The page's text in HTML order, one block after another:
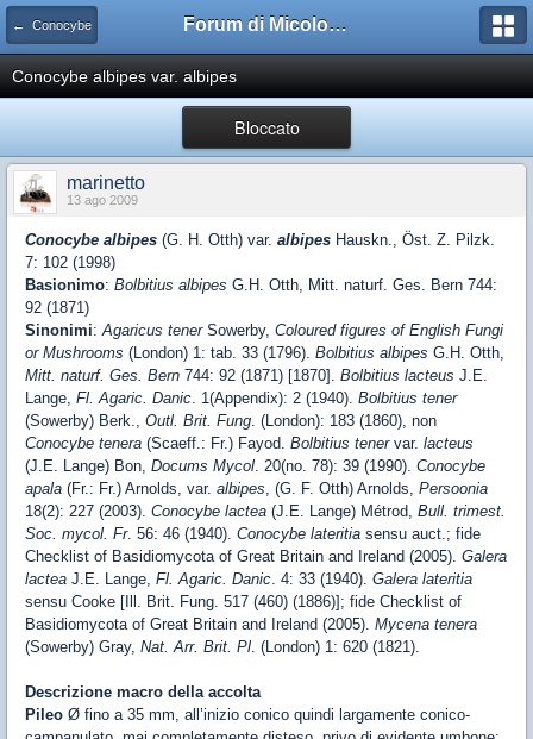
← Conocybe Forum di Micologia AMB Gruppo di Muggia e del Carso
Conocybe albipes var. albipes
Bloccato
marinetto
13 ago 2009
Conocybe albipes (G. H. Otth) var. albipes Hauskn., Öst. Z. Pilzk.
7: 102 (1998)
Basionimo: Bolbitius albipes G.H. Otth, Mitt. naturf. Ges. Bern 744:
92 (1871)
Sinonimi:Agaricus tener Sowerby, Coloured figures of English Fungi
or Mushrooms (London) 1: tab. 33 (1796). Bolbitius albipes G.H. Otth,
Mitt. naturf. Ges. Bern 744: 92 (1871) [1870]. Bolbitius lacteus J.E.
Lange, Fl. Agaric. Danic. 1(Appendix): 2 (1940). Bolbitius tener
(Sowerby) Berk., Outl. Brit. Fung. (London): 183 (1860), non
Conocybe tenera (Scaeff.: Fr.) Fayod. Bolbitius tener var. lacteus
(J.E. Lange) Bon, Docums Mycol. 20(no. 78): 39 (1990). Conocybe
apala (Fr.: Fr.) Arnolds, var. albipes, (G. F. Otth) Arnolds, Persoonia
18(2): 227 (2003). Conocybe lactea (J.E. Lange) Métrod, Bull. trimest.
Soc. mycol. Fr. 56: 46 (1940). Conocybe lateritia sensu auct.; fide
Checklist of Basidiomycota of Great Britain and Ireland (2005). Galera
lactea J.E. Lange, Fl. Agaric. Danic. 4: 33 (1940). Galera lateritia
sensu Cooke [Ill. Brit. Fung. 517 (460) (1886)]; fide Checklist of
Basidiomycota of Great Britain and Ireland (2005). Mycena tenera
(Sowerby) Gray, Nat. Arr. Brit. Pl. (London) 1: 620 (1821).
Descrizione macro della accolta
Pileo Ø fino a 35 mm, all’inizio conico quindi largamente conico-